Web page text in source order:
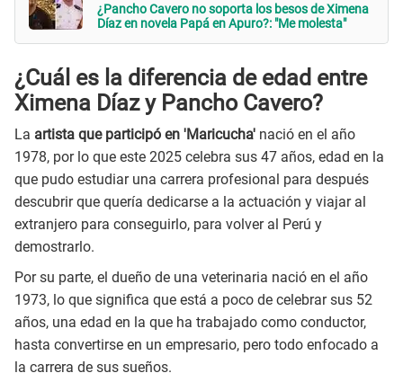
¿Pancho Cavero no soporta los besos de Ximena
Díaz en novela Papá en Apuro?: "Me molesta"
¿Cuál es la diferencia de edad entre
Ximena Díaz y Pancho Cavero?
La artista que participó en 'Maricucha' nació en el año
1978, por lo que este 2025 celebra sus 47 años, edad en la
que pudo estudiar una carrera profesional para después
descubrir que quería dedicarse a la actuación y viajar al
extranjero para conseguirlo, para volver al Perú y
demostrarlo.
Por su parte, el dueño de una veterinaria nació en el año
1973, lo que significa que está a poco de celebrar sus 52
años, una edad en la que ha trabajado como conductor,
hasta convertirse en un empresario, pero todo enfocado a
la carrera de sus sueños.